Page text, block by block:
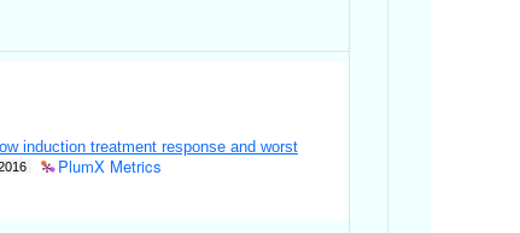
induction treatment response and worst
PlumX Metrics